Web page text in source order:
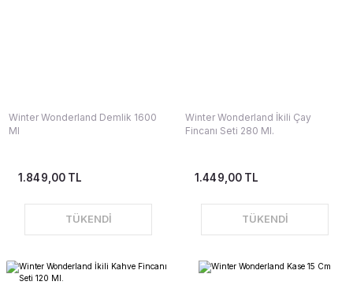
Winter Wonderland Demlik 1600
Ml
1.849,00 TL
TÜKENDİ
Winter Wonderland İkili Çay
Fincanı Seti 280 Ml.
1.449,00 TL
TÜKENDİ